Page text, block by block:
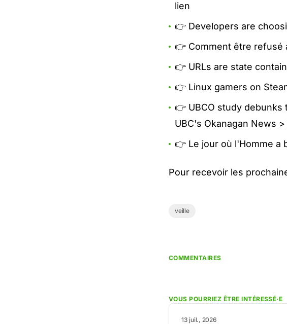
lien
👉 Developers are
👉 Comment être refusé
👉 URLs are state
👉 Linux gamers on
👉 UBCO study
UBC's Okanagan News >
👉 Le jour où l'Homme a
Pour recevoir les
veille
COMMENTAIRES
VOUS POURRIEZ ÊTRE INTÉRESSÉ·E
13 juil., 2026